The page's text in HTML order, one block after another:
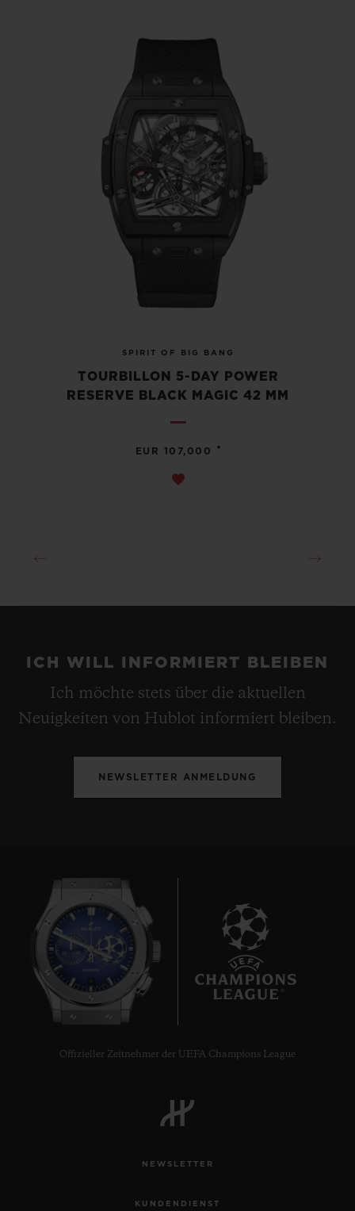
SPIRIT OF BIG BANG
TOURBILLON 5-DAY POWER
RESERVE BLACK MAGIC 42 MM
EUR 107,000 •
ICH WILL INFORMIERT BLEIBEN
Ich möchte stets über die aktuellen
Neuigkeiten von Hublot informiert bleiben.
NEWSLETTER ANMELDUNG
Offizieller Zeitnehmer der UEFA Champions League
NEWSLETTER
KUNDENDIENST